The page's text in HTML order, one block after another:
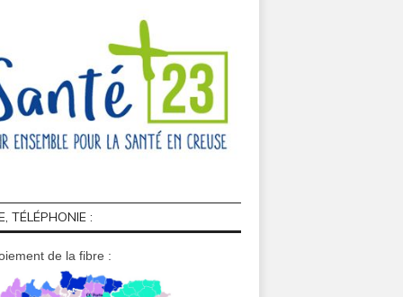
TÉLÉPHONIE :
de la fibre :